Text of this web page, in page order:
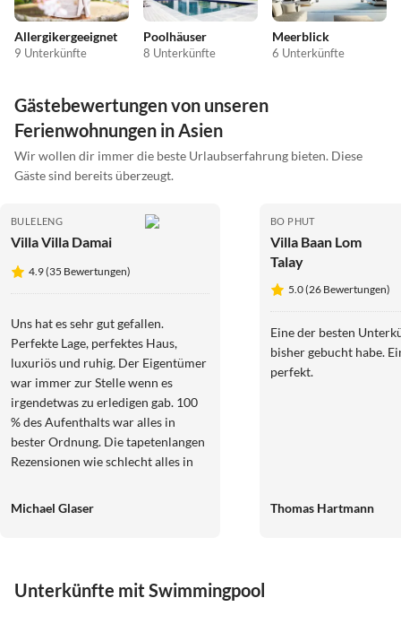
Allergikergeeignet
9 Unterkünfte
Poolhäuser
8 Unterkünfte
Meerblick
6 Unterkünfte
Gästebewertungen von unseren
Ferienwohnungen in Asien
Wir wollen dir immer die beste Urlaubserfahrung bieten. Diese
Gäste sind bereits überzeugt.
BULELENG
Villa Villa Damai
4.9 (35 Bewertungen)
Uns hat es sehr gut gefallen.
Perfekte Lage, perfektes Haus,
luxuriös und ruhig. Der Eigentümer
war immer zur Stelle wenn es
irgendetwas zu erledigen gab. 100
% des Aufenthalts war alles in
bester Ordnung. Die tapetenlangen
Rezensionen wie schlecht alles in
als Rezensionen von
mit Rat und Tat zur Seite und
besorgt auch auf Wunsch ein
Michael Glaser
BO PHUT
Villa Baan Lom
Talay
5.0 (26 Bewertungen)
Eine der besten
bisher gebucht habe.
perfekt.
Thomas Hartmann
Unterkünfte mit Swimmingpool